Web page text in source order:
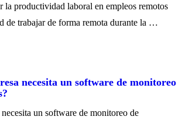
la productividad laboral en empleos remotos
de trabajar de forma remota durante la …
necesita un software de monitoreo
un software de monitoreo de